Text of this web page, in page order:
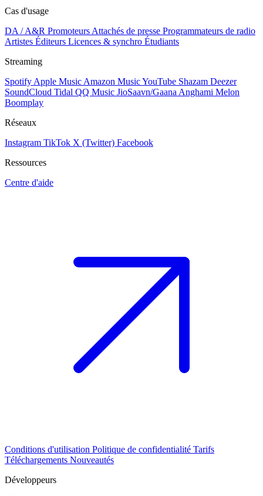
Cas d'usage
DA / A&R Promoteurs Attachés de presse Programmateurs de radio
Artistes Éditeurs Licences & synchro Étudiants
Streaming
Spotify Apple Music Amazon MusicYouTube Shazam Deezer
SoundCloud Tidal QQ Music JioSaavn/Gaana Anghami Melon
Boomplay
Réseaux
Instagram TikTok X (Twitter) Facebook
Ressources
Centre d'aide
Conditions d'utilisation Politique de confidentialité Tarifs
Téléchargements Nouveautés
Développeurs